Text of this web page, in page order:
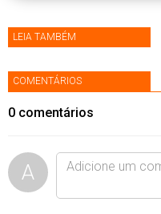
LEIA TAMBÉM
COMENTÁRIOS
0 comentários
A